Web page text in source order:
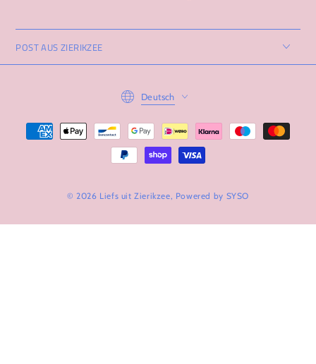
POST AUS ZIERIKZEE
© 2026 Liefs uit Zierikzee, Powered by SYSO
Language
Deutsch
Zahlungsmöglichkeiten